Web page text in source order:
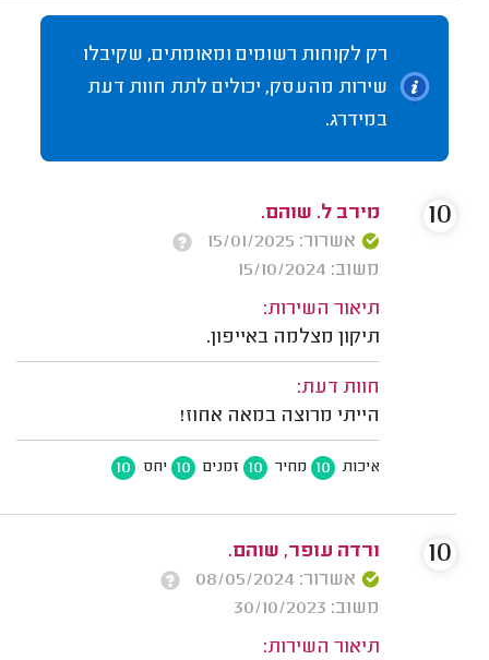
רק לקוחות רשומים ומאומתים, שקיבלו
שירות מהעסק, יכולים לתת חוות דעת
במידרג.
מירב ל. שוהם.
אשרור: 15/01/2025
משוב: 15/10/2024
תיאור השירות:
תיקון מצלמה באייפון.
חוות דעת:
הייתי מרוצה במאה אחוז!
איכות 10 מחיר 10 זמנים 10 יחס 10
10
ורדה עופר, שוהם.
אשרור: 08/05/2024
משוב: 30/10/2023
תיאור השירות:
10